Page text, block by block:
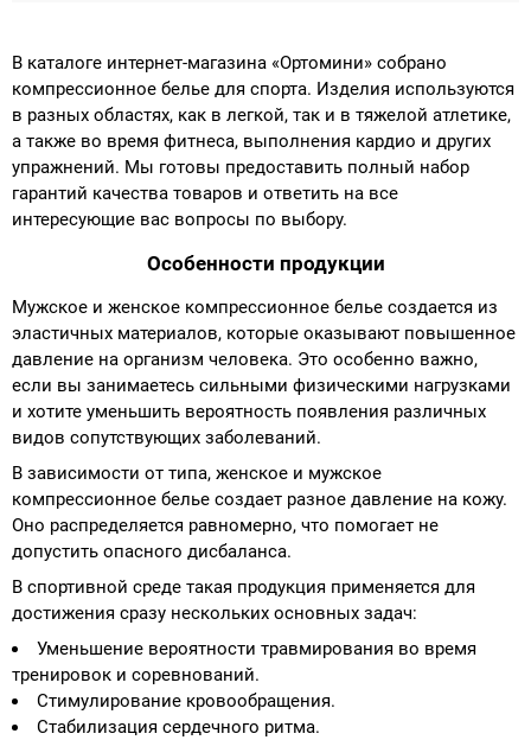
В каталоге интернет-магазина «Ортомини» собрано
компрессионное белье для спорта. Изделия используются
в разных областях, как в легкой, так и в тяжелой атлетике,
а также во время фитнеса, выполнения кардио и других
упражнений. Мы готовы предоставить полный набор
гарантий качества товаров и ответить на все
интересующие вас вопросы по выбору.
Особенности продукции
Мужское и женское компрессионное белье создается из
эластичных материалов, которые оказывают повышенное
давление на организм человека. Это особенно важно,
если вы занимаетесь сильными физическими нагрузками
и хотите уменьшить вероятность появления различных
видов сопутствующих заболеваний.
В зависимости от типа, женское и мужское
компрессионное белье создает разное давление на кожу.
Оно распределяется равномерно, что помогает не
допустить опасного дисбаланса.
В спортивной среде такая продукция применяется для
достижения сразу нескольких основных задач:
Уменьшение вероятности травмирования во время
тренировок и соревнований.
Стимулирование кровообращения.
Стабилизация сердечного ритма.